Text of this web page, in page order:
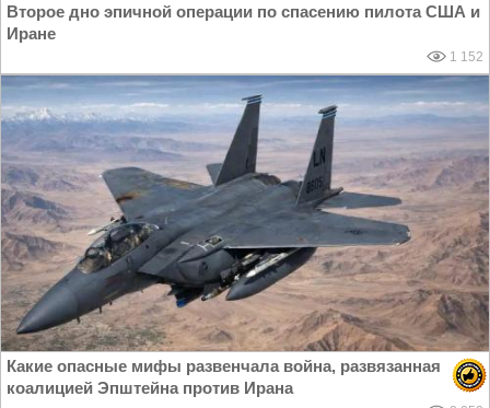
Второе дно эпичной операции по спасению пилота США и
Иране
1 152
Какие опасные мифы развенчала война, развязанная
коалицией Эпштейна против Ирана